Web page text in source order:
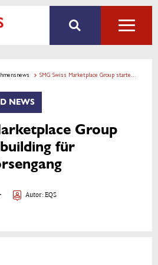
SMG Swiss Marketplace Group startet Bookbuilding für geplanten Börsengang
NEWS
Group
für
Autor: EQS